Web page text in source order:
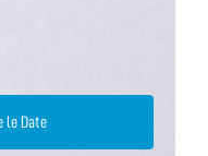
le Date